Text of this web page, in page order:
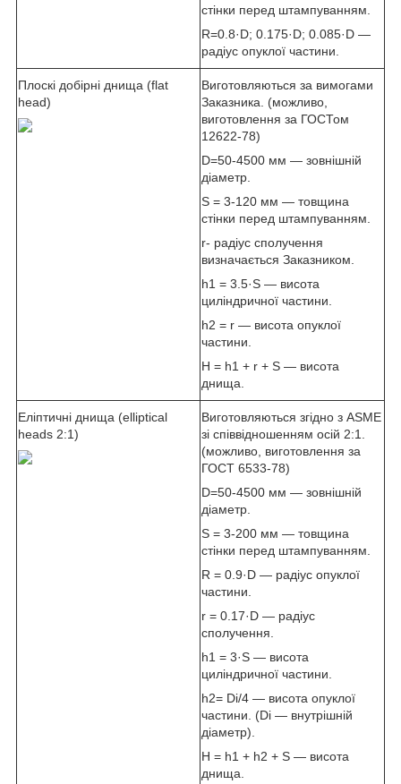
стінки перед штампуванням.
R=0.8·D; 0.175·D; 0.085·D —
радіус опуклої частини.
Плоскі добірні днища (flat
head)
Виготовляються за вимогами
Заказника. (можливо,
виготовлення за ГОСТом
12622-78)
D=50-4500 мм — зовнішній
діаметр.
S = 3-120 мм — товщина
стінки перед штампуванням.
r- радіус сполучення
визначається Заказником.
h1 = 3.5·S — висота
циліндричної частини.
h2 = r — висота опуклої
частини.
H = h1 + r + S — висота
днища.
Еліптичні днища (elliptical
heads 2:1)
Виготовляються згідно з ASME
зі співвідношенням осій 2:1.
(можливо, виготовлення за
ГОСТ 6533-78)
D=50-4500 мм — зовнішній
діаметр.
S = 3-200 мм — товщина
стінки перед штампуванням.
R = 0.9·D — радіус опуклої
частини.
r = 0.17·D — радіус
сполучення.
h1 = 3·S — висота
циліндричної частини.
h2= Di/4 — висота опуклої
частини. (Di — внутрішній
діаметр).
H = h1 + h2 + S — висота
днища.